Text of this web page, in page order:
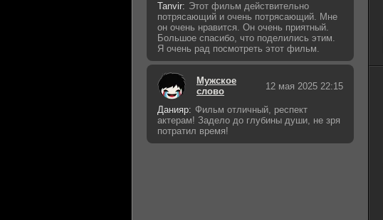
Tanvir: Этот фильм действительно
потрясающий и очень потрясающий. Мне
он очень нравится. Он очень приятный.
Большое спасибо, что поделились этим.
Я очень рад посмотреть этот фильм.
Мужское
слово
12 мая 2025 22:15
Данияр: Фильм отличный, респект
актерам! Задело до глубины души, не зря
потратил время!